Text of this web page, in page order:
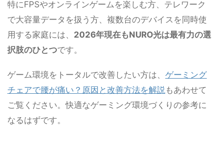
特にFPSやオンラインゲームを楽しむ方、テレワーク
で大容量データを扱う方、複数台のデバイスを同時使
用する家庭には、 2026年現在もNURO光は最有力の選
択肢のひとつです。
ゲーム環境をトータルで改善したい方は、 ゲーミング
チェアで腰が痛い？原因と改善方法を解説 もあわせて
ご覧ください。快適なゲーミング環境づくりの参考に
なるはずです。